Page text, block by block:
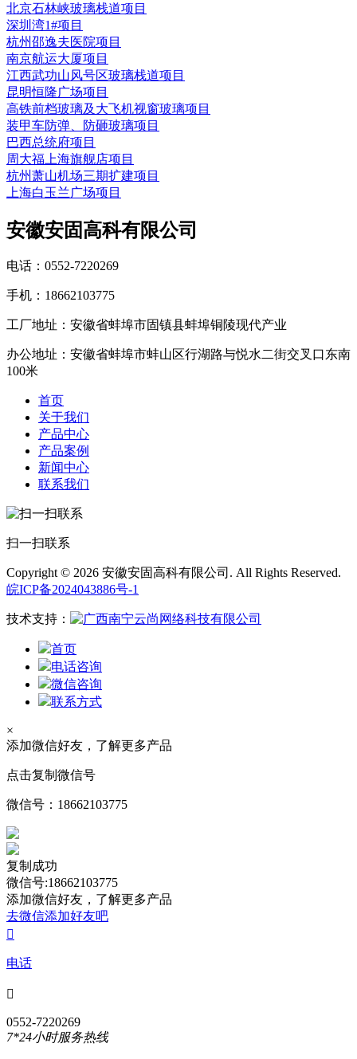
北京石林峡玻璃栈道项目
深圳湾1#项目
杭州邵逸夫医院项目
南京航运大厦项目
江西武功山风号区玻璃栈道项目
昆明恒隆广场项目
高铁前档玻璃及大飞机视窗玻璃项目
装甲车防弹、防砸玻璃项目
巴西总统府项目
周大福上海旗舰店项目
杭州萧山机场三期扩建项目
上海白玉兰广场项目
安徽安固高科有限公司
电话：0552-7220269
手机：18662103775
工厂地址：安徽省蚌埠市固镇县蚌埠铜陵现代产业
办公地址：安徽省蚌埠市蚌山区行湖路与悦水二街交叉口东南
100米
首页
关于我们
产品中心
产品案例
新闻中心
联系我们
扫一扫联系
Copyright © 2026 安徽安固高科有限公司. All Rights Reserved.
皖ICP备2024043886号-1
技术支持：
首页
电话咨询
微信咨询
联系方式
×
添加微信好友，了解更多产品
点击复制微信号
微信号： 18662103775
复制成功
微信号:18662103775
添加微信好友，了解更多产品
去微信添加好友吧

电话

0552-7220269
7*24小时服务热线